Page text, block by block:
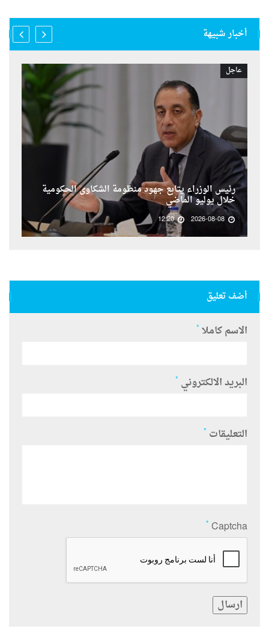
أخبار شبيهة
عاجل
رئيس الوزراء يتابع جهود منظومة الشكاوى الحكومية
خلال يوليو الماضي
2026-08-08
12:20
أضف تعليق
الاسم كاملا *
البريد الالكتروني *
التعليقات *
Captcha
*
ارسال